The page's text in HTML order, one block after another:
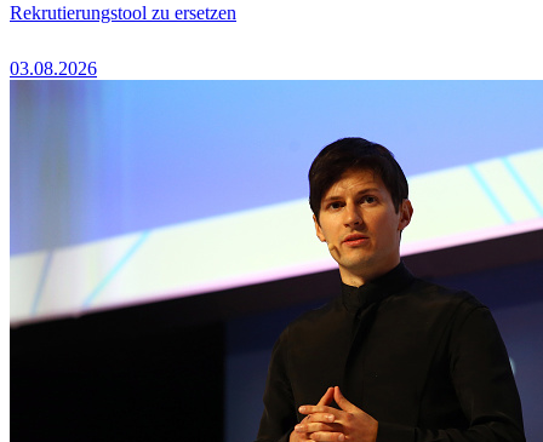
Rekrutierungstool zu ersetzen
03.08.2026